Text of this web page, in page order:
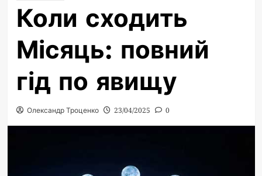
Коли сходить
Місяць: повний
гід по явищу
Олександр Троценко 23/04/2025 0